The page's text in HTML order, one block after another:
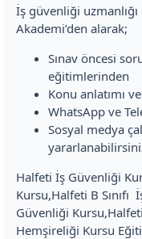
İş güvenliği
Akademi’den alarak;
Sınav öncesi
eğitimlerinden
Konu anlatımı
WhatsApp ve
Sosyal medya
Halfeti İş Güvenliği
Kursu,Halfeti B Sınıfı
Güvenliği
Hemşireliği Kursu